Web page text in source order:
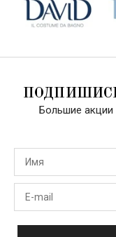
Большие